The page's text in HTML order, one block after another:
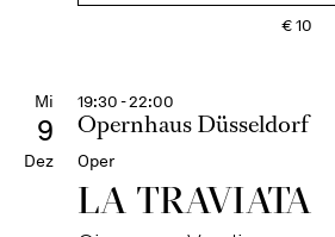
€10
Mi
9
Dez
19:30 - 22:00
Opernhaus Düsseldorf
Oper
LA TRAVI­ATA